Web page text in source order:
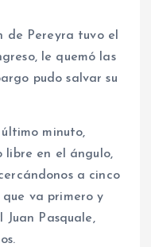
de Pereyra tuvo el
le quemó las
pudo salvar su
minuto,
libre en el ángulo,
a cinco
va primero y
Juan Pasquale,